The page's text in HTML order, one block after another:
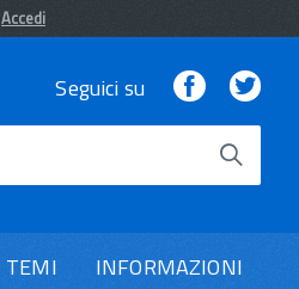
Accedi
Seguici su Facebook
TEMI INFORMAZIONI